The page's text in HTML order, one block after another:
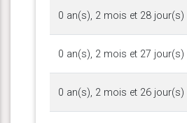
0 an(s), 2 mois et 28 jour(s)
0 an(s), 2 mois et 27 jour(s)
0 an(s), 2 mois et 26 jour(s)